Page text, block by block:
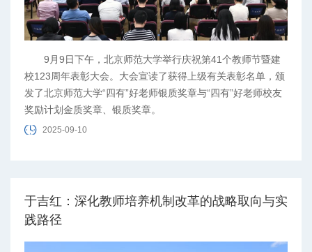
9月9日下午，北京师范大学举行庆祝第41个教师节暨建
校123周年表彰大会。大会宣读了获得上级有关表彰名单，颁
发了北京师范大学“四有”好老师银质奖章与“四有”好老师校友
奖励计划金质奖章、银质奖章。
2025-09-10
于吉红：深化教师培养机制改革的战略取向与实
践路径